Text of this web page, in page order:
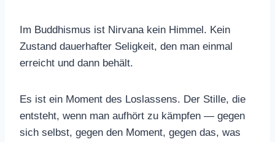
Im Buddhismus ist Nirvana kein Himmel. Kein
Zustand dauerhafter Seligkeit, den man einmal
erreicht und dann behält.
Es ist ein Moment des Loslassens. Der Stille, die
entsteht, wenn man aufhört zu kämpfen — gegen
sich selbst, gegen den Moment, gegen das, was